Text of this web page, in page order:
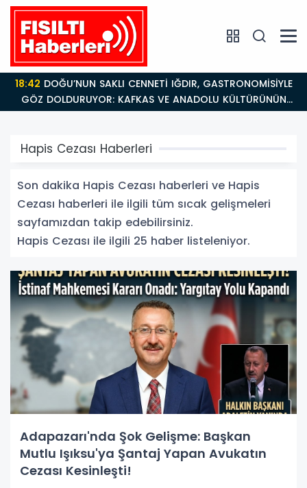
18:42
GÖZ DOLDURUYOR: KAFKAS VE ANADOLU KÜLTÜRÜNÜN
BULUŞMA NOKTASI
Hapis Cezası Haberleri
Son dakika Hapis Cezası haberleri ve Hapis
Cezası haberleri ile ilgili tüm sıcak gelişmeleri
sayfamızdan takip edebilirsiniz.
Hapis Cezası ile ilgili 25 haber listeleniyor.
Adapazarı'nda Şok Gelişme: Başkan
Mutlu Işıksu'ya Şantaj Yapan Avukatın
Cezası Kesinleşti!